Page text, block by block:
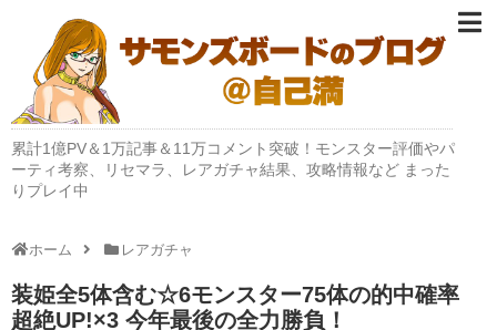
累計1億PV＆1万記事＆11万コメント突破！モンスター評価やパ
ーティ考察、リセマラ、レアガチャ結果、攻略情報など まった
りプレイ中
ホーム レアガチャ
装姫全5体含む☆6モンスター75体の的中確率
超絶UP!×3 今年最後の全力勝負！